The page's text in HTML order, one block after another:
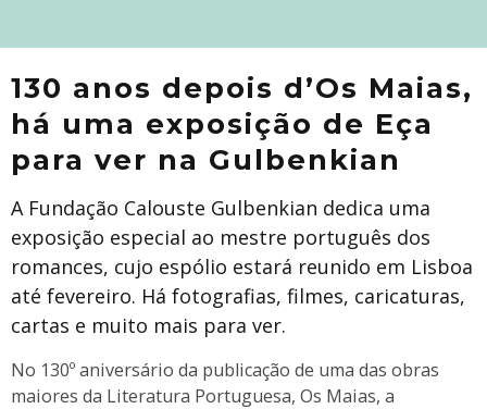
130 anos depois d’Os Maias,
há uma exposição de Eça
para ver na Gulbenkian
A Fundação Calouste Gulbenkian dedica uma
exposição especial ao mestre português dos
romances, cujo espólio estará reunido em Lisboa
até fevereiro. Há fotografias, filmes, caricaturas,
cartas e muito mais para ver.
No 130º aniversário da publicação de uma das obras
maiores da Literatura Portuguesa, Os Maias, a